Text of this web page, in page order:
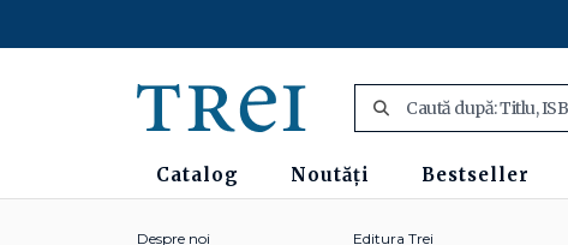
Catalog Noutăți Bestseller
Despre noi
Editura Trei